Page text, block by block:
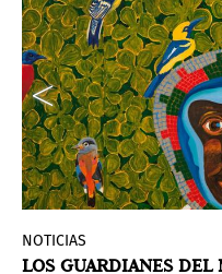
NOTICIAS
LOS GUARDIANES